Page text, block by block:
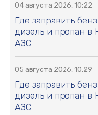
04 августа 2026, 10:22
Где заправить
дизель и пропан в
АЗС
05 августа 2026, 10:29
Где заправить
дизель и пропан в
АЗС